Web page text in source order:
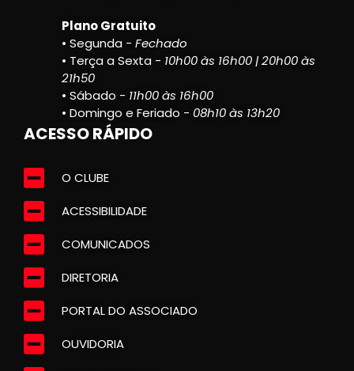
Plano Gratuito
• Segunda - Fechado
• Terça a Sexta - 10h00 às 16h00 | 20h00 às
21h50
• Sábado - 11h00 às 16h00
• Domingo e Feriado - 08h10 às 13h20
ACESSO RÁPIDO
O CLUBE
ACESSIBILIDADE
COMUNICADOS
DIRETORIA
PORTAL DO ASSOCIADO
OUVIDORIA